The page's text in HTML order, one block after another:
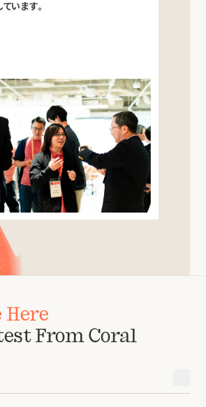
います。
Here
From Coral